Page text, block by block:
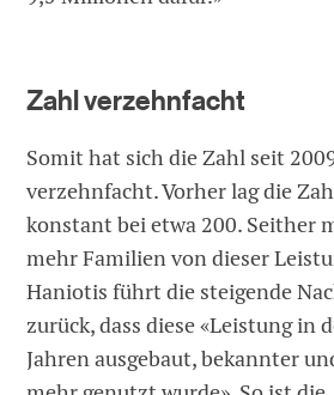
Zahl verzehnfacht
Somit hat sich die Zahl seit
verzehnfacht. Vorher lag die
konstant bei etwa 200. Seither
mehr Familien von dieser
Haniotis führt die steigende
zurück, dass diese «Leistung in
Jahren ausgebaut, bekannter